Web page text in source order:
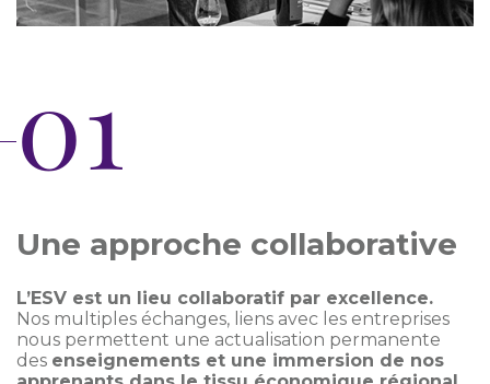
01
Une approche collaborative
L’ESV est un lieu collaboratif par excellence.
Nos multiples échanges, liens avec les entreprises
nous permettent une actualisation permanente
des enseignements et une immersion de nos